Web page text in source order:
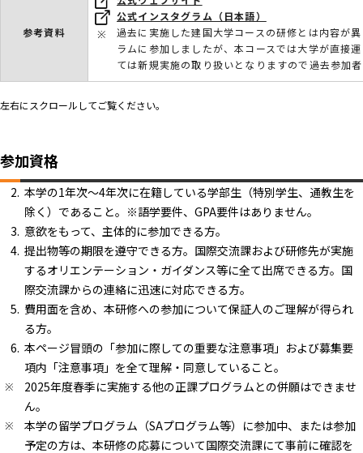
参考資料
公式インスタグラム（日本語）
過去に実施した建国大学コースの研修とは内容が
ラムに参加しましたが、本コースでは大学が直接
ては新規実施の取り扱いとなりますので過去参加
左右にスクロールしてご覧ください。
参加資格
本学の1年次～4年次に在籍している学部生（特別学生、通教生を
除く）であること。※語学要件、GPA要件はありません。
意欲をもって、主体的に参加できる方。
提出物等の期限を遵守できる方。国際交流課および研修先が実施
するオリエンテーション・ガイダンス等に全て出席できる方。国
際交流課からの連絡に迅速に対応できる方。
費用面を含め、本研修への参加について保証人のご理解が得られ
る方。
本ページ冒頭の「参加に際しての重要な注意事項」および募集要
項内「注意事項」を全て理解・同意していること。
2025年度春季に実施する他の正課プログラムとの併願はできませ
ん。
本学の留学プログラム（SAプログラム等）に参加中、または参加
予定の方は、本研修の応募について国際交流課にて事前に確認を